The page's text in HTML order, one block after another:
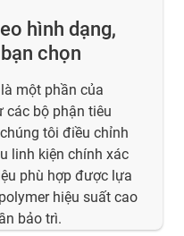
hình dạng,
chọn
một phần của
các bộ phận tiêu
tôi điều chỉnh
linh kiện chính xác
phù hợp được lựa
hiệu suất cao
bảo trì.